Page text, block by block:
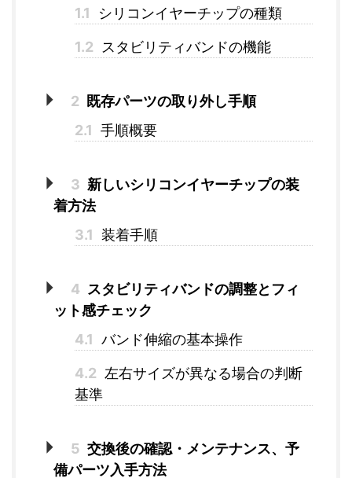
1.1
シリコンイヤーチップの種類
1.2 スタビリティバンドの機能
2 既存パーツの取り外し手順
2.1 手順概要
3 新しいシリコンイヤーチップの装
着方法
3.1
装着手順
4 スタビリティバンドの調整とフィ
ット感チェック
4.1 バンド伸縮の基本操作
4.2 左右サイズが異なる場合の判断
基準
5 交換後の確認・メンテナンス、予
備パーツ入手方法